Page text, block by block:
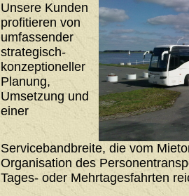
Unsere Kunden
profitieren von
umfassender
strategisch-
konzeptioneller
Planung,
Umsetzung und
einer
Servicebandbreite, die vom
Organisation des
Tages- oder Mehrtagesfahrten